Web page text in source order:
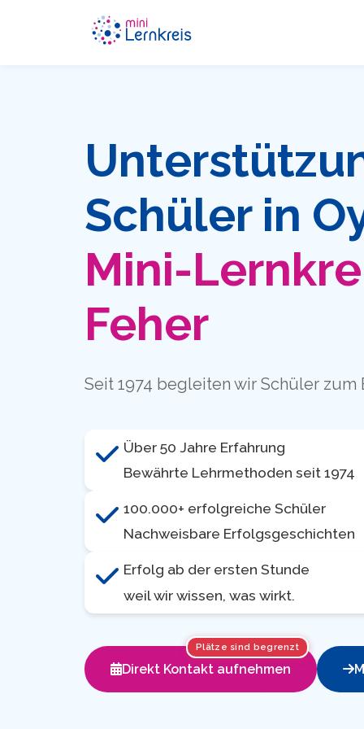
Schüler in
Mini-
Feher
Seit 1974 begleiten wir Schüler zum
Über 50 Jahre Erfahrung
Bewährte Lehrmethoden seit 1974
100.000+ erfolgreiche Schüler
Nachweisbare Erfolgsgeschichten
Erfolg ab der ersten Stunde
weil wir wissen, was wirkt.
Plätze sind begrenzt
Direkt Kontakt aufnehmen